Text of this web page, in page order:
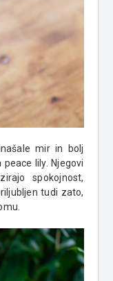
mir in bolj
lily. Njegovi
spokojnost,
tudi zato,